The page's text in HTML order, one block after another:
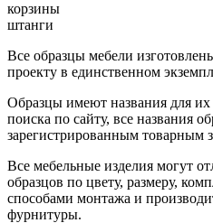
корзины
штанги
Все образцы мебели
проекту в единственном
Образцы имеют названия для их
поиска по сайту, все названия
зарегистрированным товарным
Все мебельные изделия могут
образцов по цвету, размеру,
способами монтажа и
фурнитуры.